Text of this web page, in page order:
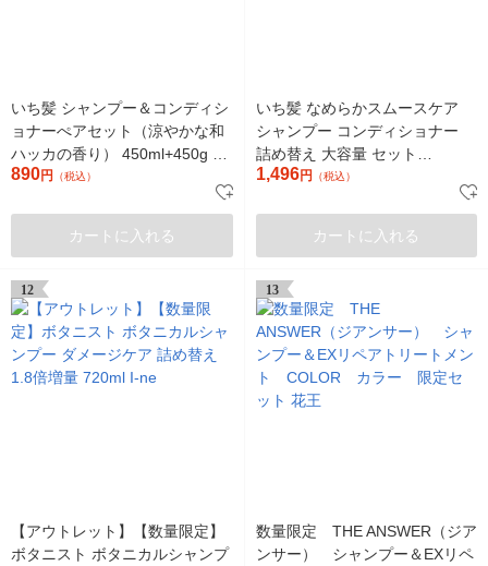
いち髪 シャンプー＆コンディシ
ョナーぺアセット（涼やかな和
ハッカの香り） 450ml+450g ク
ラシエ
890円 （税込）
カートに入れる
いち髪 なめらかスムースケア
シャンプー コンディショナー
詰め替え 大容量 セット
640ml/640g メンズ レディース
1,496円 （税込）
カートに入れる
12
【アウトレット】【数量限定】
ボタニスト ボタニカルシャンプ
13
数量限定 THE ANSWER（ジア
ンサー） シャンプー＆EXリペ